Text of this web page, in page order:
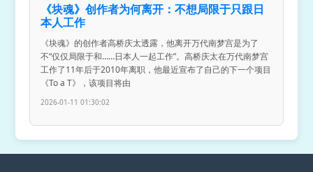
《块魂》创作者为何离开：不想局限于只跟日
本人工作
《块魂》的创作者高桥庆太透露，他离开万代南梦宫是为了
不“仅仅局限于和……日本人一起工作”。高桥庆太在万代南梦宫
工作了11年后于2010年离职，他最近宣布了自己的下一个项目
《To a T》，该项目将由
2026-01-11 01:30:02